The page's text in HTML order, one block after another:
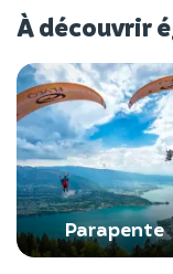
À découvrir
Parapente